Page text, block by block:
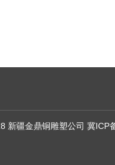
新疆金鼎铜雕塑公司 冀ICP